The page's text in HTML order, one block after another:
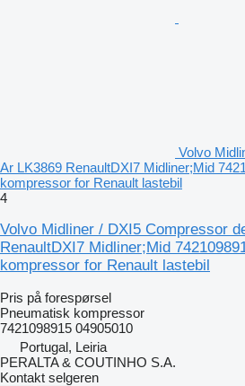
Volvo
Ar LK3869 RenaultDXI7 Midliner;Mid
kompressor for Renault lastebil
4
Volvo Midliner / DXI5 Compressor
RenaultDXI7 Midliner;Mid
kompressor for Renault lastebil
Pris på forespørsel
Pneumatisk kompressor
7421098915 04905010
Portugal, Leiria
PERALTA & COUTINHO S.A.
Kontakt selgeren